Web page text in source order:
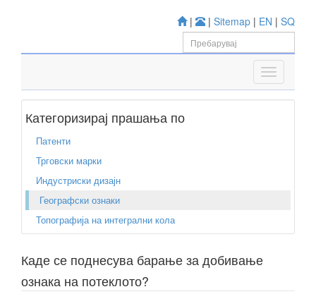
| | Sitemap | EN | SQ
Категоризирај прашања по
Патенти
Трговски марки
Индустриски дизајн
Географски ознаки
Топографија на интегрални кола
Каде се поднесува барање за добивање
ознака на потеклото?